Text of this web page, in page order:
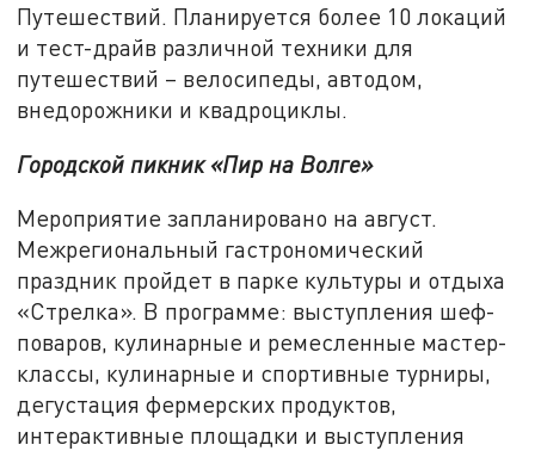
Путешествий. Планируется более 10 локаций
и тест-драйв различной техники для
путешествий – велосипеды, автодом,
внедорожники и квадроциклы.
Городской пикник «Пир на Волге»
Мероприятие запланировано на август.
Межрегиональный гастрономический
праздник пройдет в парке культуры и отдыха
«Стрелка». В программе: выступления шеф-
поваров, кулинарные и ремесленные мастер-
классы, кулинарные и спортивные турниры,
дегустация фермерских продуктов,
интерактивные площадки и выступления